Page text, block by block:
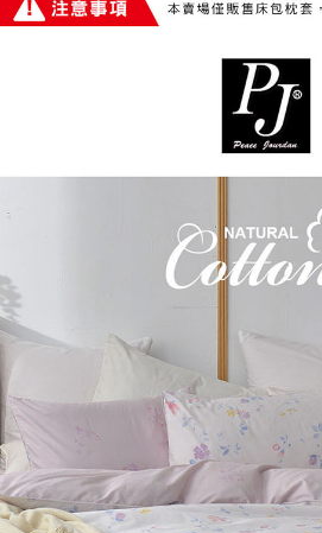
客戶支援中心」
https://
１．透過由恩沛科技股份有限公司提供之「
易，需依本服務之必要範圍內提供個人資料，
權轉讓予恩沛科技股份有限公司。
２．關於個人資料處理事宜，請瀏覽以下網址：
３．未成年的使用者請事先徵得法定代理人或
「AFTEE先享後付」，若未經同意申辦者引
４．使用「AFTEE先享後付」時，將依據個別
時審查核予不同之上限額度；若仍有額度不足
請求用戶進行身份認證。
５．嚴禁一人註冊多個帳號或使用他人資訊
恩沛科技股份有限公司將有權停止該用戶之使